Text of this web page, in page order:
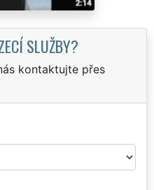
SLUŽBY?
kontaktujte přes